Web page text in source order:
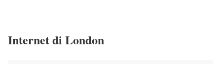
Internet di London